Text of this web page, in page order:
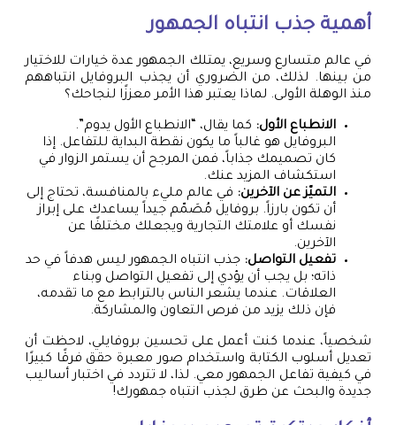
أهمية جذب انتباه الجمهور
في عالم متسارع وسريع، يمتلك الجمهور عدة خيارات للاختيار
من بينها. لذلك، من الضروري أن يجذب البروفايل انتباههم
منذ الوهلة الأولى. لماذا يعتبر هذا الأمر معززًا لنجاحك؟
الانطباع الأول: كما يقال، “الانطباع الأول يدوم”.
البروفايل هو غالباً ما يكون نقطة البداية للتفاعل. إذا
كان تصميمك جذاباً، فمن المرجح أن يستمر الزوار في
استكشاف المزيد عنك.
التميّز عن الآخرين: في عالم مليء بالمنافسة، تحتاج إلى
أن تكون بارزاً. بروفايل مُصَمّم جيداً يساعدك على إبراز
نفسك أو علامتك التجارية ويجعلك مختلفًا عن
الآخرين.
تفعيل التواصل: جذب انتباه الجمهور ليس هدفاً في حد
ذاته؛ بل يجب أن يؤدي إلى تفعيل التواصل وبناء
العلاقات. عندما يشعر الناس بالترابط مع ما تقدمه،
فإن ذلك يزيد من فرص التعاون والمشاركة.
شخصياً، عندما كنت أعمل على تحسين بروفايلي، لاحظت أن
تعديل أسلوب الكتابة واستخدام صور معبرة حقق فرقًا كبيرًا
في كيفية تفاعل الجمهور معي. لذا، لا تتردد في اختبار أساليب
جديدة والبحث عن طرق لجذب انتباه جمهورك!